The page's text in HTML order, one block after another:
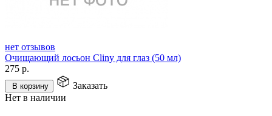
нет отзывов
Очищающий лосьон Cliny для глаз (50 мл)
275 р.
В корзину
Заказать
Нет в наличии